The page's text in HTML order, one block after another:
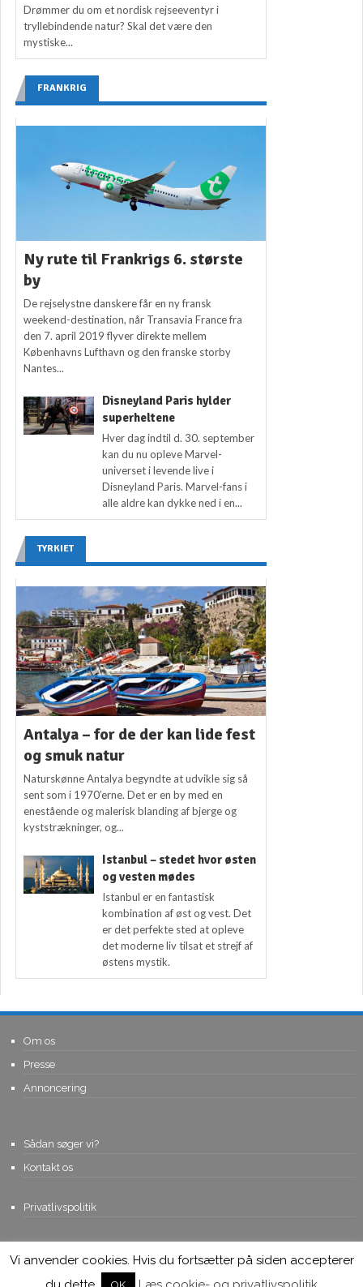
Drømmer du om et nordisk rejseeventyr i
tryllebindende natur? Skal det være den
mystiske...
FRANKRIG
Ny rute til Frankrigs 6. største
by
De rejselystne danskere får en ny fransk
weekend-destination, når Transavia France fra
den 7. april 2019 flyver direkte mellem
Københavns Lufthavn og den franske storby
Nantes...
Disneyland Paris hylder
superheltene
Hver dag indtil d. 30. september
kan du nu opleve Marvel-
universet i levende live i
Disneyland Paris. Marvel-fans i
alle aldre kan dykke ned i en...
TYRKIET
Antalya – for de der kan lide fest
og smuk natur
Naturskønne Antalya begyndte at udvikle sig så
sent som i 1970’erne. Det er en by med en
enestående og malerisk blanding af bjerge og
kyststrækninger, og...
Istanbul – stedet hvor østen
og vesten mødes
Istanbul er en fantastisk
kombination af øst og vest. Det
er det perfekte sted at opleve
det moderne liv tilsat et strejf af
østens mystik.
Om os
Presse
Annoncering
Sådan søger vi?
Kontakt os
Privatlivspolitik
© Copyright 2015, Viviro.com ApS- Alle rettigheder forbeholdes. Vi
tager forbehold for fejlagtige priser.
Vi anvender cookies. Hvis du fortsætter på siden accepterer